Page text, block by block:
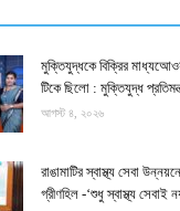
মুক্তিযুদ্ধকে বিক্রির
টিকে ছিলো : মুক্তিযুদ্ধ
আগস্ট ৪, ২০২৬
রাঙামাটির স্বাস্থ্য সেবা
গ্রীণহিল -‘শুধু স্বাস্থ্য সেবাই